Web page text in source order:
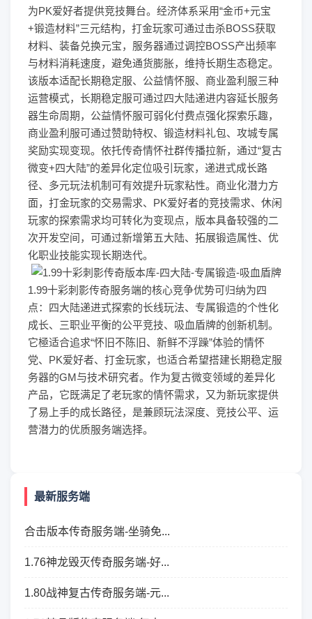
为PK爱好者提供竞技舞台。经济体系采用“金币+元宝
+锻造材料”三元结构，打金玩家可通过击杀BOSS获取
材料、装备兑换元宝，服务器通过调控BOSS产出频率
与材料消耗速度，避免通货膨胀，维持长期生态稳定。
该版本适配长期稳定服、公益情怀服、商业盈利服三种
运营模式，长期稳定服可通过四大陆递进内容延长服务
器生命周期，公益情怀服可弱化付费点强化探索乐趣，
商业盈利服可通过赞助特权、锻造材料礼包、攻城专属
奖励实现变现。依托传奇情怀社群传播拉新，通过“复古
微变+四大陆”的差异化定位吸引玩家，递进式成长路
径、多元玩法机制可有效提升玩家粘性。商业化潜力方
面，打金玩家的交易需求、PK爱好者的竞技需求、休闲
玩家的探索需求均可转化为变现点，版本具备较强的二
次开发空间，可通过新增第五大陆、拓展锻造属性、优
化职业技能实现长期迭代。
1.99十彩刺影传奇服务端的核心竞争优势可归纳为四
点：四大陆递进式探索的长线玩法、专属锻造的个性化
成长、三职业平衡的公平竞技、吸血盾牌的创新机制。
它極适合追求“怀旧不陈旧、新鲜不浮躁”体验的情怀
党、PK爱好者、打金玩家，也适合希望搭建长期稳定服
务器的GM与技术研究者。作为复古微变领域的差异化
产品，它既满足了老玩家的情怀需求，又为新玩家提供
了易上手的成长路径，是兼顾玩法深度、竞技公平、运
营潜力的优质服务端选择。
最新服务端
合击版本传奇服务端-坐骑免...
1.76神龙毁灭传奇服务端-好...
1.80战神复古传奇服务端-元...